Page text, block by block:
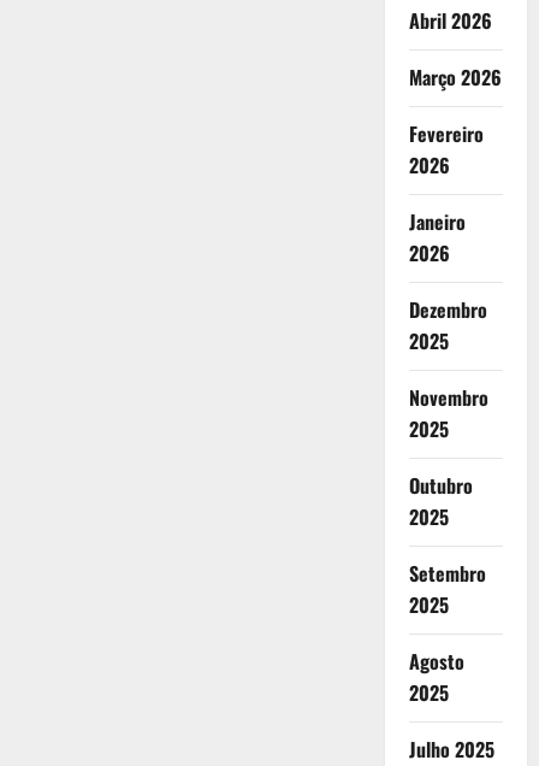
Abril 2026
Março 2026
Fevereiro
2026
Janeiro
2026
Dezembro
2025
Novembro
2025
Outubro
2025
Setembro
2025
Agosto
2025
Julho 2025